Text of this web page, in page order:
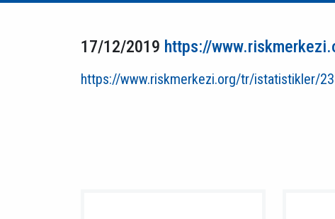
17/12/2019 https://
https://www.riskmerkezi.org/tr/istatistikler/23